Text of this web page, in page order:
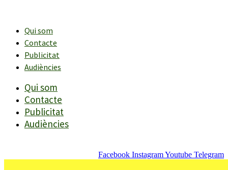
contingutQui som
Contacte
Publicitat
Audiències
Qui som
Contacte
Publicitat
Audiències
Facebook InstagramYoutube Telegram